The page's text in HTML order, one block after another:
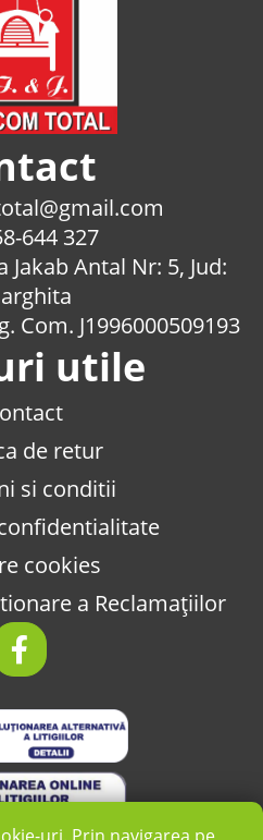
644 327
Antal Nr: 5, Jud:
Com. J1996000509193
utile
de retur
si conditii
cookies
a Reclamațiilor